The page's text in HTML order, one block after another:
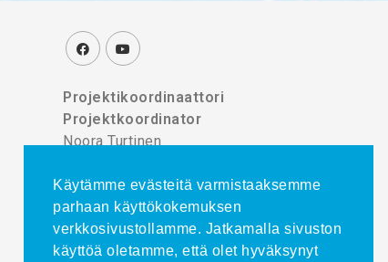
Projektikoordinaattori
Projektkoordinator
Noora Turtinen
Käytämme evästeitä varmistaaksemme
parhaan käyttökokemuksen
verkkosivustollamme. Jatkamalla sivuston
käyttöä oletamme, että olet hyväksynyt